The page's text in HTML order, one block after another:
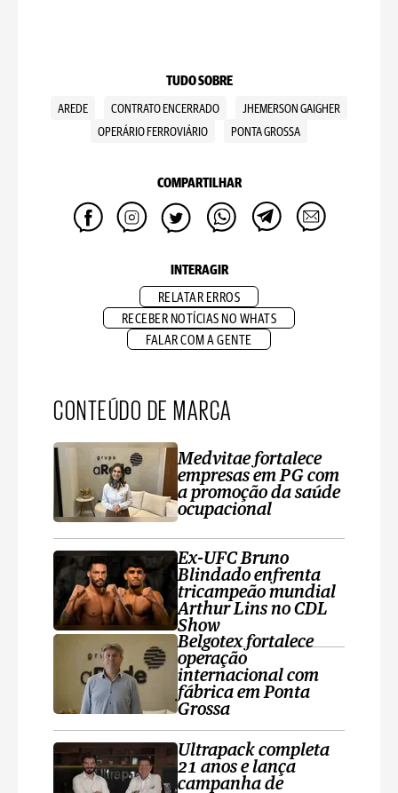
TUDO SOBRE
AREDE CONTRATO ENCERRADO
JHEMERSON GAIGHER
OPERÁRIO FERROVIÁRIO
PONTA GROSSA
COMPARTILHAR
INTERAGIR
RELATAR ERROS
RECEBER NOTÍCIAS NO WHATS
FALAR COM A GENTE
CONTEÚDO DE MARCA
Medvitae fortalece
empresas em PG com
a promoção da saúde
ocupacional
Ex-UFC Bruno
Blindado enfrenta
tricampeão mundial
Arthur Lins no CDL
Show
Belgotex fortalece
operação
internacional com
fábrica em Ponta
Grossa
Ultrapack completa
21 anos e lança
campanha de